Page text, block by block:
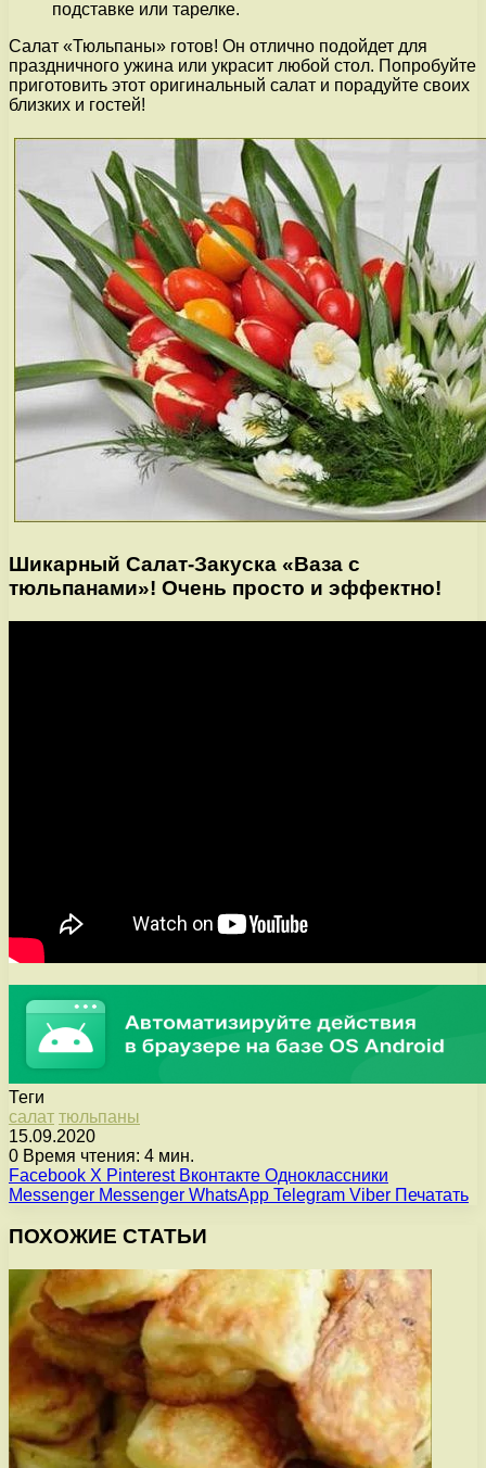
подставке или тарелке.
Салат «Тюльпаны» готов! Он отлично подойдет для
праздничного ужина или украсит любой стол. Попробуйте
приготовить этот оригинальный салат и порадуйте своих
близких и гостей!
Шикарный Салат-Закуска «Ваза с
тюльпанами»! Очень просто и эффектно!
Теги
салат тюльпаны
15.09.2020
0 Время чтения: 4 мин.
Facebook X Pinterest Вконтакте Одноклассники
Messenger Messenger WhatsApp Telegram Viber Печатать
ПОХОЖИЕ СТАТЬИ